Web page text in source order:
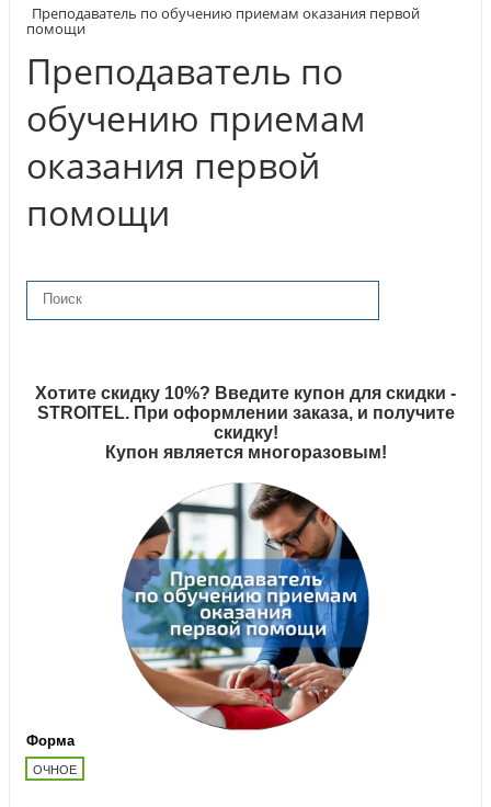
Преподаватель по обучению приемам оказания первой
помощи
Преподаватель по
обучению приемам
оказания первой
помощи
Хотите скидку 10%? Введите купон для скидки -
STROITEL. При оформлении заказа, и получите
скидку!
Купон является многоразовым!
Форма
ОЧНОЕ